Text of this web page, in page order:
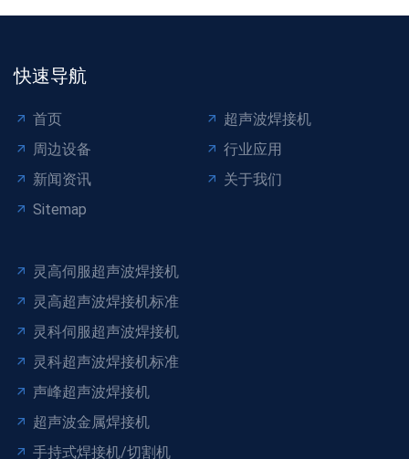
快速导航
首页
超声波焊接机
周边设备
行业应用
新闻资讯
关于我们
Sitemap
灵高伺服超声波焊接机
灵高超声波焊接机标准
灵科伺服超声波焊接机
灵科超声波焊接机标准
声峰超声波焊接机
超声波金属焊接机
手持式焊接机/切割机